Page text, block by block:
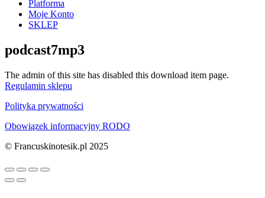
Platforma
Moje Konto
SKLEP
podcast7mp3
The admin of this site has disabled this download item page.
Regulamin sklepu
Polityka prywatności
Obowiązek informacyjny RODO
© Francuskinotesik.pl 2025